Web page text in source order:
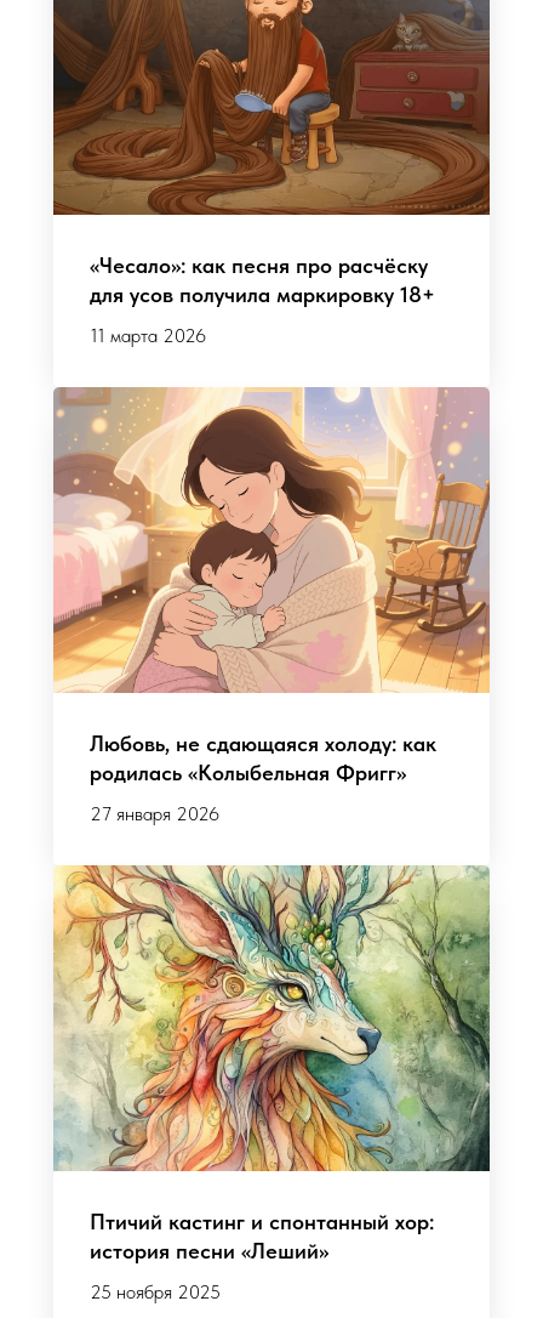
«Чесало»: как песня про расчёску
для усов получила маркировку 18+
11 марта 2026
Любовь, не сдающаяся холоду: как
родилась «Колыбельная Фригг»
27 января 2026
Птичий кастинг и спонтанный хор:
история песни «Леший»
25 ноября 2025